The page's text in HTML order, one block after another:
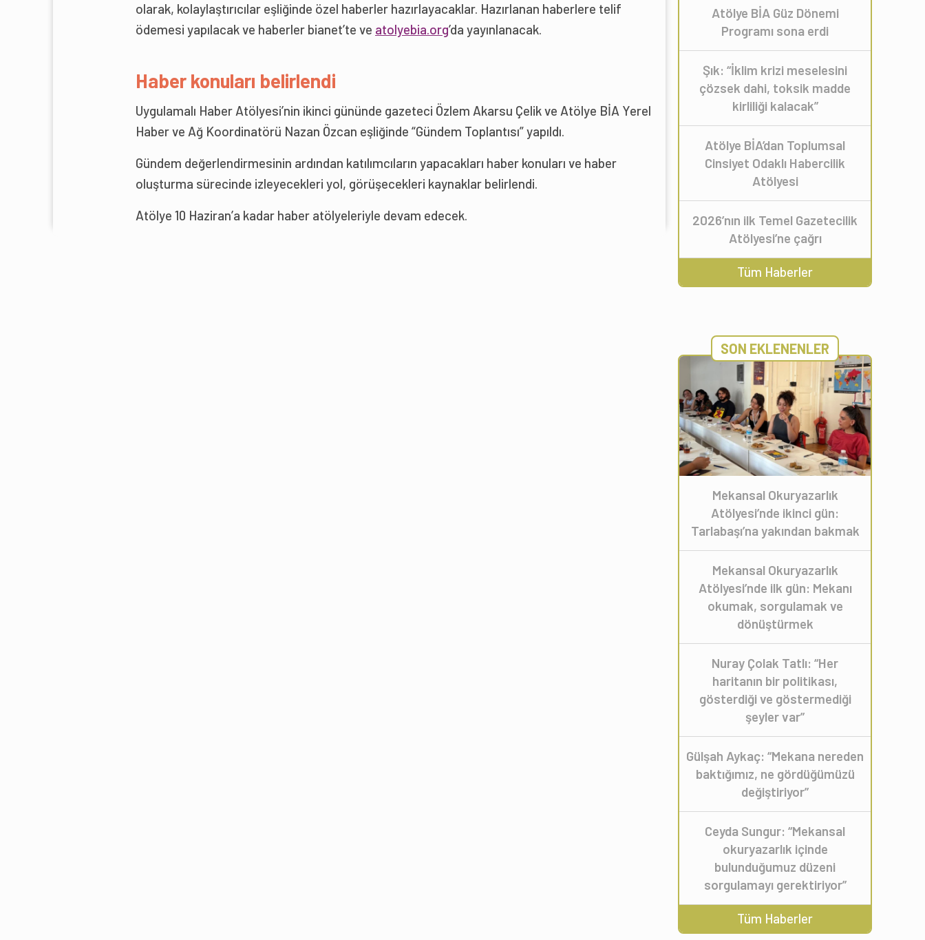
olarak, kolaylaştırıcılar eşliğinde özel haberler hazırlayacaklar. Hazırlanan haberlere telif
ödemesi yapılacak ve haberler bianet’te ve atolyebia.org’da yayınlanacak.
Haber konuları belirlendi
Uygulamalı Haber Atölyesi’nin ikinci gününde gazeteci Özlem Akarsu Çelik ve Atölye BİA Yerel
Haber ve Ağ Koordinatörü Nazan Özcan eşliğinde “Gündem Toplantısı” yapıldı.
Gündem değerlendirmesinin ardından katılımcıların yapacakları haber konuları ve haber
oluşturma sürecinde izleyecekleri yol, görüşecekleri kaynaklar belirlendi.
Atölye 10 Haziran’a kadar haber atölyeleriyle devam edecek.
Atölye BİA Güz Dönemi
Programı sona erdi
Şık: “İklim krizi meselesini
çözsek dahi, toksik madde
kirliliği kalacak”
Atölye BİA’dan Toplumsal
Cinsiyet Odaklı Habercilik
Atölyesi
2026’nın ilk Temel Gazetecilik
Atölyesi’ne çağrı
Tüm Haberler
SON EKLENENLER
Mekansal Okuryazarlık
Atölyesi’nde ikinci gün:
Tarlabaşı’na yakından bakmak
Mekansal Okuryazarlık
Atölyesi’nde ilk gün: Mekanı
okumak, sorgulamak ve
dönüştürmek
Nuray Çolak Tatlı: “Her
haritanın bir politikası,
gösterdiği ve göstermediği
şeyler var”
Gülşah Aykaç: “Mekana nereden
baktığımız, ne gördüğümüzü
değiştiriyor”
Ceyda Sungur: “Mekansal
okuryazarlık içinde
bulunduğumuz düzeni
sorgulamayı gerektiriyor”
Tüm Haberler